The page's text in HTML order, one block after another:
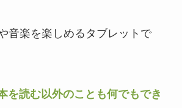
音楽を楽しめるタブレットで
を読む以外のことも何でもでき